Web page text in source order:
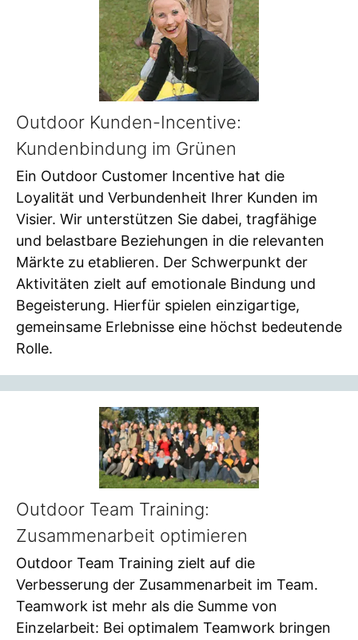
Outdoor Kunden-Incentive:
Kundenbindung im Grünen
Ein Outdoor Customer Incentive hat die
Loyalität und Verbundenheit Ihrer Kunden im
Visier. Wir unterstützen Sie dabei, tragfähige
und belastbare Beziehungen in die relevanten
Märkte zu etablieren. Der Schwerpunkt der
Aktivitäten zielt auf emotionale Bindung und
Begeisterung. Hierfür spielen einzigartige,
gemeinsame Erlebnisse eine höchst bedeutende
Rolle.
Outdoor Team Training:
Zusammenarbeit optimieren
Outdoor Team Training zielt auf die
Verbesserung der Zusammenarbeit im Team.
Teamwork ist mehr als die Summe von
Einzelarbeit: Bei optimalem Teamwork bringen